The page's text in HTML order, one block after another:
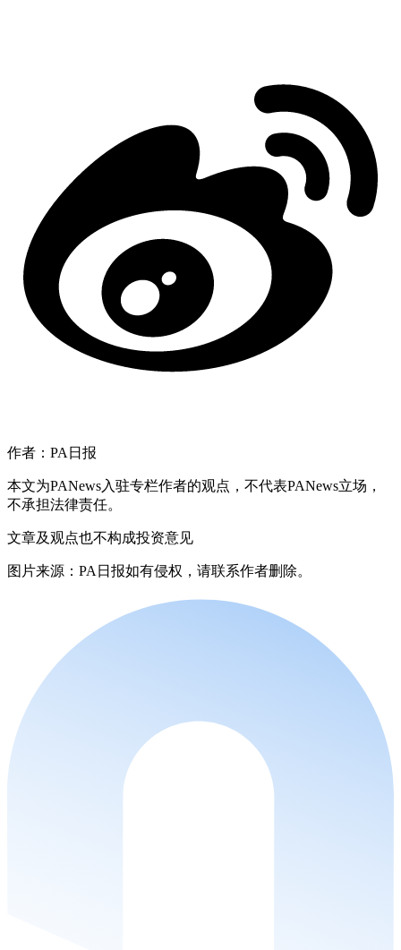
作者：PA日报
本文为PANews入驻专栏作者的观点，不代表PANews立场，
不承担法律责任。
文章及观点也不构成投资意见
图片来源：PA日报如有侵权，请联系作者删除。